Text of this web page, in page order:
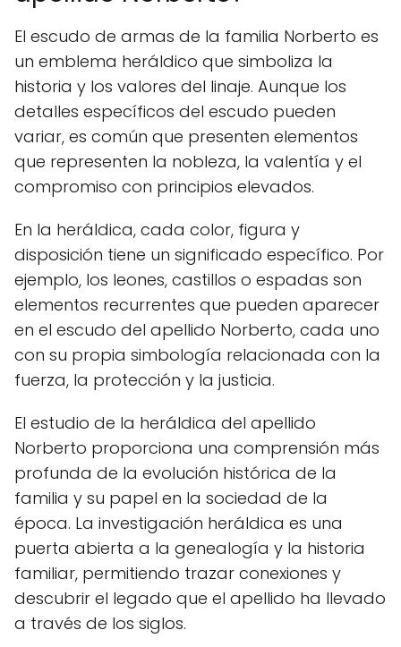
El escudo de armas de la familia Norberto es
un emblema heráldico que simboliza la
historia y los valores del linaje. Aunque los
detalles específicos del escudo pueden
variar, es común que presenten elementos
que representen la nobleza, la valentía y el
compromiso con principios elevados.
En la heráldica, cada color, figura y
disposición tiene un significado específico. Por
ejemplo, los leones, castillos o espadas son
elementos recurrentes que pueden aparecer
en el escudo del apellido Norberto, cada uno
con su propia simbología relacionada con la
fuerza, la protección y la justicia.
El estudio de la heráldica del apellido
Norberto proporciona una comprensión más
profunda de la evolución histórica de la
familia y su papel en la sociedad de la
época. La investigación heráldica es una
puerta abierta a la genealogía y la historia
familiar, permitiendo trazar conexiones y
descubrir el legado que el apellido ha llevado
a través de los siglos.